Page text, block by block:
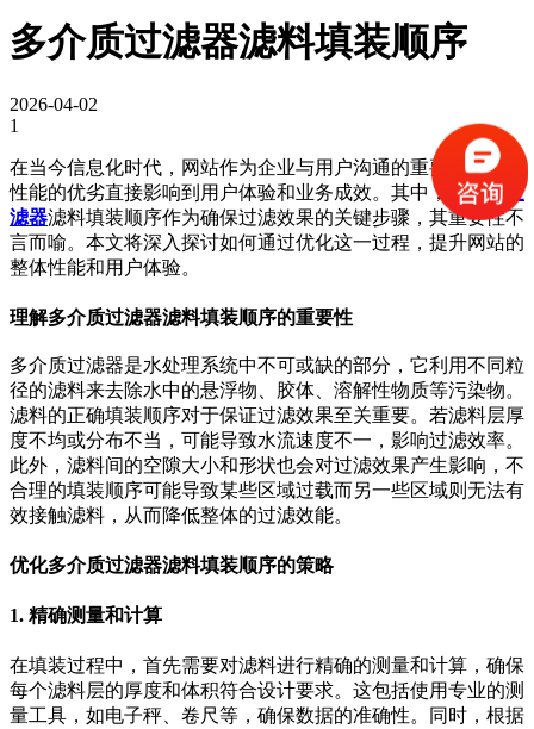
多介质过滤器滤料填装顺序
2026-04-02
1
在当今信息化时代，网站作为企业与用户沟通的重要桥梁，其
性能的优劣直接影响到用户体验和业务成效。其中，
多介质过
滤器滤料填装顺序作为确保过滤效果的关键步骤，其重要性不
言而喻。本文将深入探讨如何通过优化这一过程，提升网站的
整体性能和用户体验。
理解多介质过滤器滤料填装顺序的重要性
多介质过滤器是水处理系统中不可或缺的部分，它利用不同粒
径的滤料来去除水中的悬浮物、胶体、溶解性物质等污染物。
滤料的正确填装顺序对于保证过滤效果至关重要。若滤料层厚
度不均或分布不当，可能导致水流速度不一，影响过滤效率。
此外，滤料间的空隙大小和形状也会对过滤效果产生影响，不
合理的填装顺序可能导致某些区域过载而另一些区域则无法有
效接触滤料，从而降低整体的过滤效能。
优化多介质过滤器滤料填装顺序的策略
1. 精确测量和计算
在填装过程中，首先需要对滤料进行精确的测量和计算，确保
每个滤料层的厚度和体积符合设计要求。这包括使用专业的测
量工具，如电子秤、卷尺等，确保数据的准确性。同时，根据